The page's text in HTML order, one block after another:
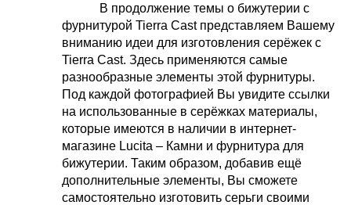
В продолжение темы о бижутерии с
фурнитурой Tierra Cast представляем Вашему
вниманию идеи для изготовления серёжек с
Tierra Cast. Здесь применяются самые
разнообразные элементы этой фурнитуры.
Под каждой фотографией Вы увидите ссылки
на использованные в серёжках материалы,
которые имеются в наличии в интернет-
магазине Lucita – Камни и фурнитура для
бижутерии. Таким образом, добавив ещё
дополнительные элементы, Вы сможете
самостоятельно изготовить серьги своими